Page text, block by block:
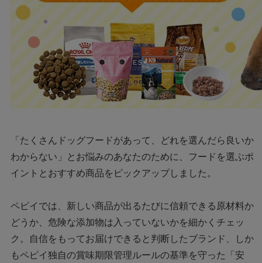
「たくさんドッグフードがあって、どれを選んだら良いか
わからない」とお悩みのあなたのために、フードを選ぶポ
イントとおすすめ商品をピックアップしました。
ペピイでは、新しい商品が出るたびに信頼できる原材料か
どうか、危険な添加物は入っていないかを細かくチェッ
ク。自信をもってお届けできると判断したブランド、しか
もペピイ独自の賞味期限管理ルールの基準を守った「安